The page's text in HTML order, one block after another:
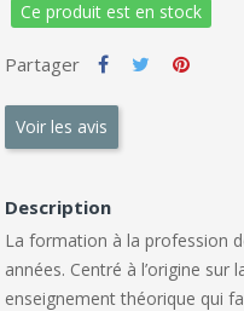
Ce produit est en stock
Partager
Voir les avis
Description
La formation à la profession
années. Centré à l’origine
enseignement théorique qui